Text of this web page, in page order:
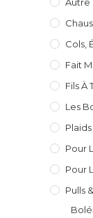
Cols,
Fait
Fils À
Les
Pour
Pour
Pulls